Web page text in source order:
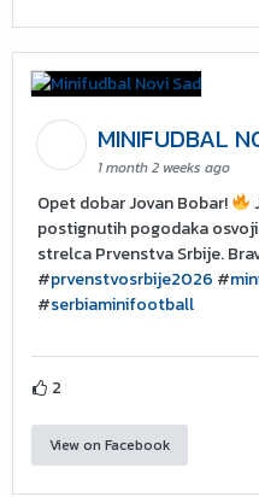
MINIFUDBAL
1 month 2 weeks ago
Opet dobar Jovan Bobar!
postignutih pogodaka
strelca Prvenstva Srbije.
#prvenstvosrbije2026 #
#serbiaminifootball
2
View on Facebook